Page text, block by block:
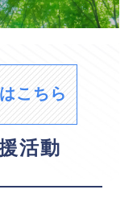
こちら
活動